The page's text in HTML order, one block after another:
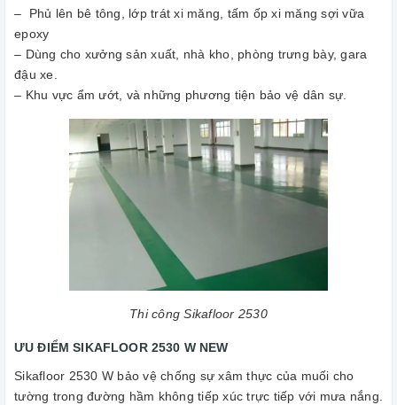
– Phủ lên bê tông, lớp trát xi măng, tấm ốp xi măng sợi vữa
epoxy
– Dùng cho xưởng sản xuất, nhà kho, phòng trưng bày, gara
đậu xe.
– Khu vực ẩm ướt, và những phương tiện bảo vệ dân sự.
Thi công Sikafloor 2530
ƯU ĐIỂM SIKAFLOOR 2530 W NEW
Sikafloor 2530 W bảo vệ chống sự xâm thực của muối cho
tường trong đường hầm không tiếp xúc trực tiếp với mưa nắng.